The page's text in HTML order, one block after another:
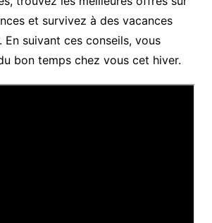
et survivez à des vacances
En suivant ces conseils, vous
bon temps chez vous cet hiver.